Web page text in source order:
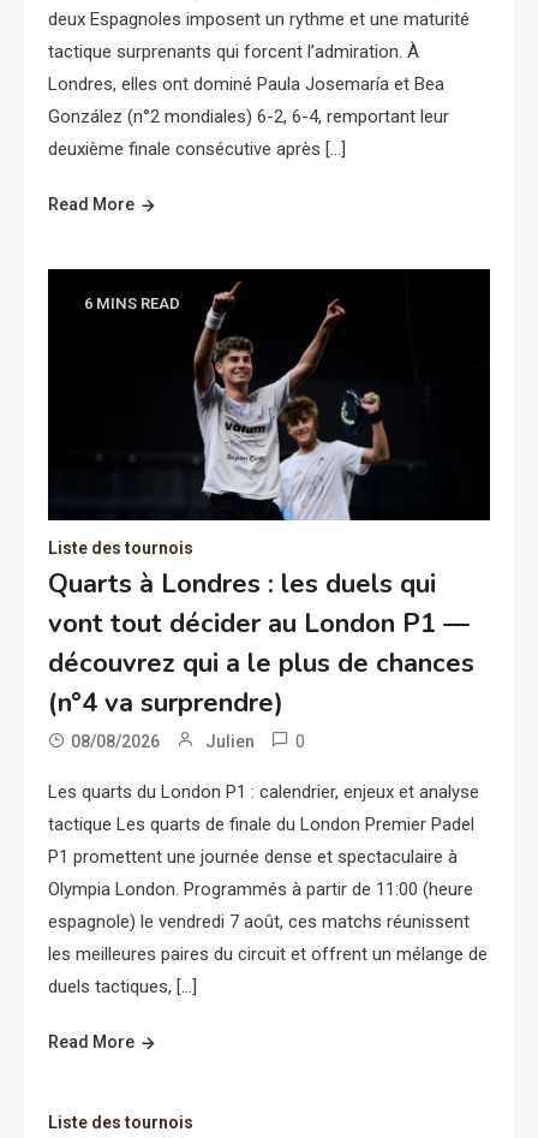
deux Espagnoles imposent un rythme et une maturité
tactique surprenants qui forcent l’admiration. À
Londres, elles ont dominé Paula Josemaría et Bea
González (n°2 mondiales) 6-2, 6-4, remportant leur
deuxième finale consécutive après […]
Read More
6 MINS READ
Liste des tournois
Quarts à Londres : les duels qui
vont tout décider au London P1 —
découvrez qui a le plus de chances
(n°4 va surprendre)
08/08/2026 Julien 0
Les quarts du London P1 : calendrier, enjeux et analyse
tactique Les quarts de finale du London Premier Padel
P1 promettent une journée dense et spectaculaire à
Olympia London. Programmés à partir de 11:00 (heure
espagnole) le vendredi 7 août, ces matchs réunissent
les meilleures paires du circuit et offrent un mélange de
duels tactiques, […]
Read More
Liste des tournois